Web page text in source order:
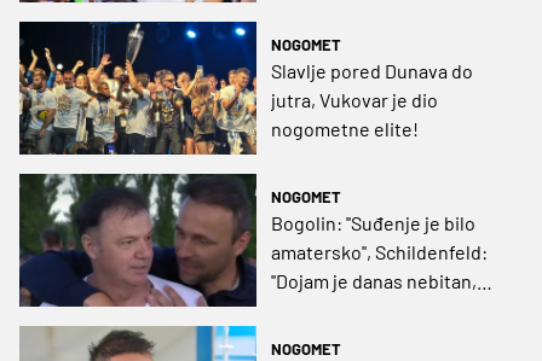
NOGOMET
Slavlje pored Dunava do
jutra, Vukovar je dio
nogometne elite!
NOGOMET
Bogolin: ''Suđenje je bilo
amatersko'', Schildenfeld:
''Dojam je danas nebitan,
NOGOMET